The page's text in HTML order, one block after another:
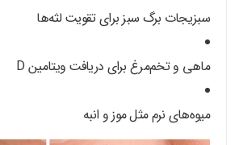
سبزیجات برگ سبز برای تقویت لثه‌ها
ماهی و تخم‌مرغ برای دریافت ویتامین D
میوه‌های نرم مثل موز و انبه